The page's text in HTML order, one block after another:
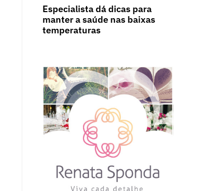
Especialista dá dicas para
manter a saúde nas baixas
temperaturas